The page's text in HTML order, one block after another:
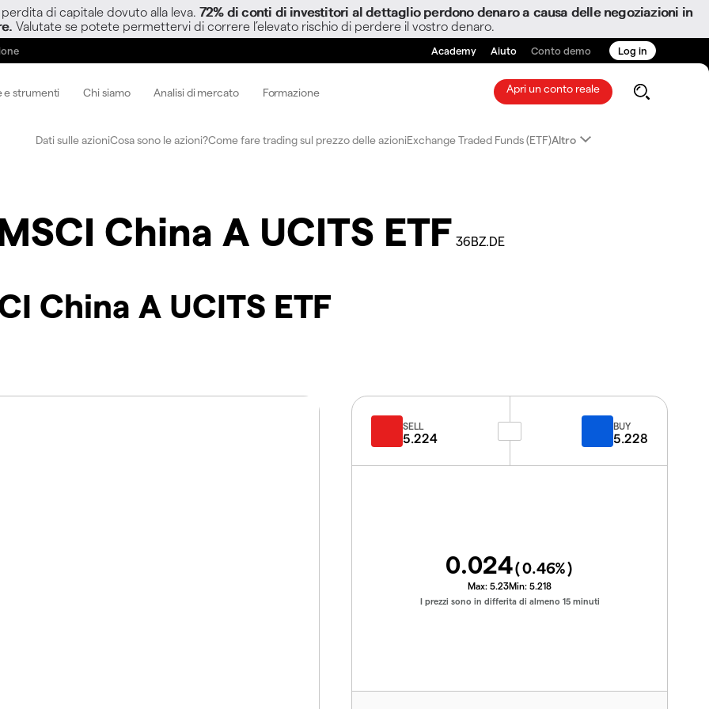
di capitale dovuto alla leva. 72% di conti di investitori al dettaglio perdono denaro a causa delle negoziazioni in
Valutate se potete permettervi di correre l’elevato rischio di perdere il vostro denaro.
Academy Aiuto Conto demo Log in
e strumenti Chi siamo Analisi di mercato Formazione Apri un conto reale
Dati sulle azioniCosa sono le azioni?Come fare trading sul prezzo delle azioniExchange Traded Funds (ETF)Altro
China A UCITS ETF 36BZ.DE
China A UCITS ETF
SELL
5.224
BUY
5.228
0.024(0.46%)
Max: 5.23Min: 5.218
I prezzi sono in differita di almeno 15 minuti